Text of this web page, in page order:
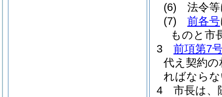
(6)
法令
(7)
前各号
ものと市
3
前項第7
代え契約
ればなら
4
市長は、